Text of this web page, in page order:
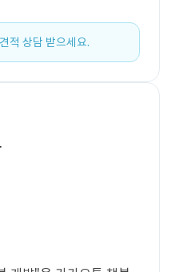
적 상담 받으세요.